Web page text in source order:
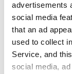
advertisements
social media
that an ad
used to collect
Service, and
social media,